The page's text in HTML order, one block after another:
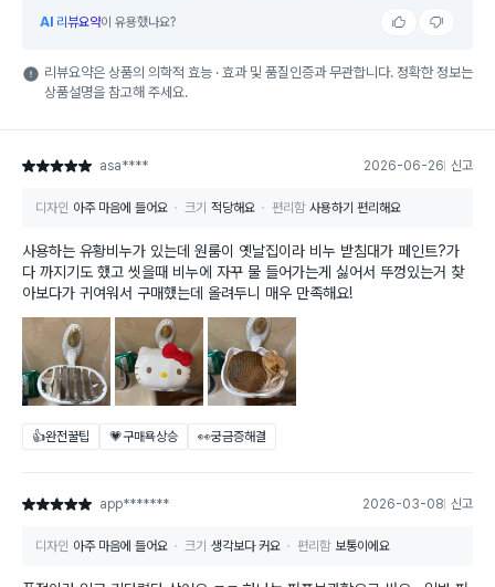
AI 리뷰요약이 유용했나요?
리뷰요약은 상품의 의학적 효능 · 효과 및 품질인증과 무관합니다. 정확한 정보는
상품설명을 참고해 주세요.
별점 5점 asa**** 2026-06-26 신고
디자인 아주 마음에 들어요 크기 적당해요 편리함 사용하기 편리해요
사용하는 유황비누가 있는데 원룸이 옛날집이라 비누 받침대가 페인트?가
다 까지기도 했고 씻을때 비누에 자꾸 물 들어가는게 싫어서 뚜껑있는거 찾
아보다가 귀여워서 구매했는데 올려두니 매우 만족해요!
👍완전꿀팁 💗구매욕상승 👀궁금증해결
별점 5점 app******* 2026-03-08 신고
디자인 아주 마음에 들어요 크기 생각보다 커요 편리함 보통이에요